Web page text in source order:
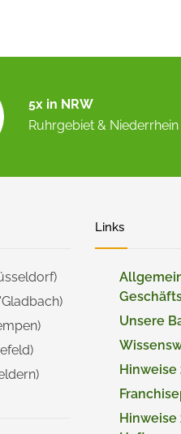
5x in NRW
Ruhrgebiet & Niederrhein
Links
Unsere
Hinweise
Hinweise